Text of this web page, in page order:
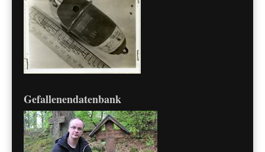
Gefallenendatenbank